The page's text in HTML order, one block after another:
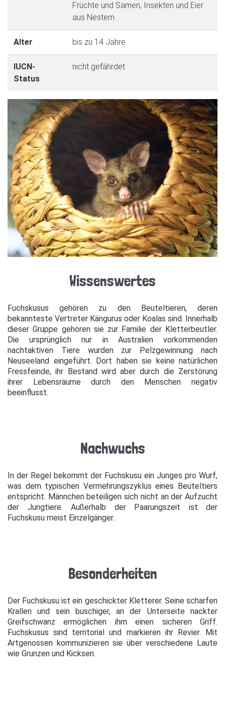
Früchte und Samen, Insekten und Eier
aus Nestern
Alter bis zu 14 Jahre
IUCN-
Status
nicht gefährdet
Wissenswertes
Fuchskusus gehören zu den Beuteltieren, deren
bekannteste Vertreter Kängurus oder Koalas sind. Innerhalb
dieser Gruppe gehören sie zur Familie der Kletterbeutler.
Die ursprünglich nur in Australien vorkommenden
nachtaktiven Tiere wurden zur Pelzgewinnung nach
Neuseeland eingeführt. Dort haben sie keine natürlichen
Fressfeinde, ihr Bestand wird aber durch die Zerstörung
ihrer Lebensräume durch den Menschen negativ
beeinflusst.
Nachwuchs
In der Regel bekommt der Fuchskusu ein Junges pro Wurf,
was dem typischen Vermehrungszyklus eines Beuteltiers
entspricht. Männchen beteiligen sich nicht an der Aufzucht
der Jungtiere. Außerhalb der Paarungszeit ist der
Fuchskusu meist Einzelgänger.
Besonderheiten
Der Fuchskusu ist ein geschickter Kletterer. Seine scharfen
Krallen und sein buschiger, an der Unterseite nackter
Greifschwanz ermöglichen ihm einen sicheren Griff.
Fuchskusus sind territorial und markieren ihr Revier. Mit
Artgenossen kommunizieren sie über verschiedene Laute
wie Grunzen und Kicksen.